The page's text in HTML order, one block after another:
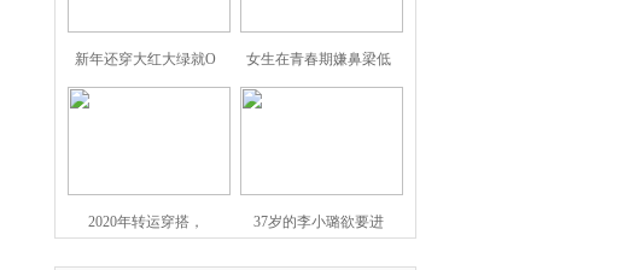
新年还穿大红大绿就O 女生在青春期嫌鼻梁低
2020年转运穿搭， 37岁的李小璐欲要进